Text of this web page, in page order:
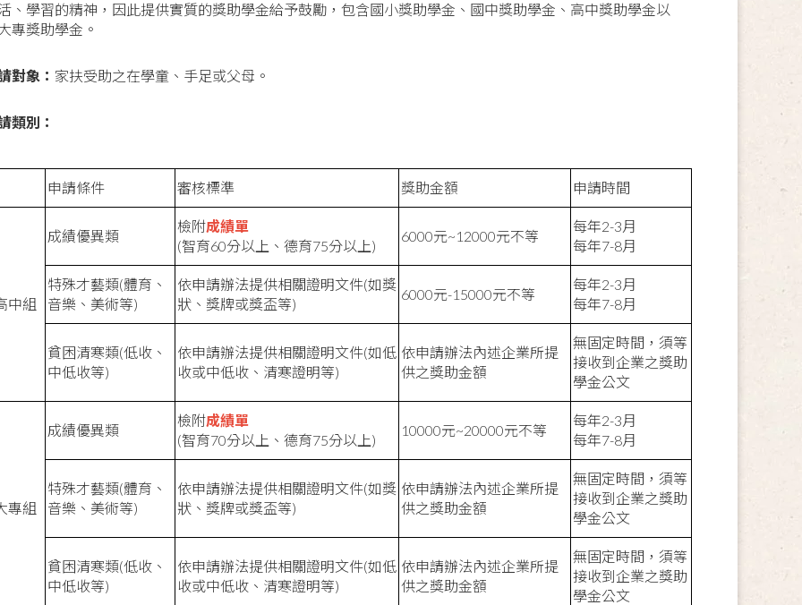
、學習的精神，因此提供實質的獎助學金給予鼓勵，包含國小獎助學金、國中獎助學金、高中獎助學金以
專獎助學金。
對象： 家扶受助之在學童、手足或父母。
類別：
申請條件 審核標準 獎助金額 申請時間
中組
成績優異類
檢附成績單
(智育60分以上、德育75分以上)
6000元~12000元不等
每年2-3月
每年7-8月
特殊才藝類(體育、
音樂、美術等)
依申請辦法提供相關證明文件(如獎
狀、獎牌或獎盃等)
6000元-15000元不等
每年2-3月
每年7-8月
貧困清寒類(低收、
中低收等)
依申請辦法提供相關證明文件(如低
收或中低收、清寒證明等)
依申請辦法內述企業所提
供之獎助金額
無固定時間，須等
接收到企業之獎助
學金公文
專組
成績優異類
檢附成績單
(智育70分以上、德育75分以上)
10000元~20000元不等
每年2-3月
每年7-8月
特殊才藝類(體育、
音樂、美術等)
依申請辦法提供相關證明文件(如獎
狀、獎牌或獎盃等)
依申請辦法內述企業所提
供之獎助金額
無固定時間，須等
接收到企業之獎助
學金公文
貧困清寒類(低收、
中低收等)
依申請辦法提供相關證明文件(如低
收或中低收、清寒證明等)
依申請辦法內述企業所提
供之獎助金額
無固定時間，須等
接收到企業之獎助
學金公文